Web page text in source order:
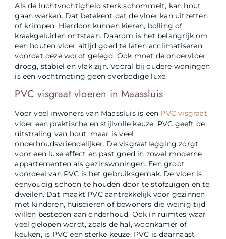
Als de luchtvochtigheid sterk schommelt, kan hout
gaan werken. Dat betekent dat de vloer kan uitzetten
of krimpen. Hierdoor kunnen kieren, bolling of
kraakgeluiden ontstaan. Daarom is het belangrijk om
een houten vloer altijd goed te laten acclimatiseren
voordat deze wordt gelegd. Ook moet de ondervloer
droog, stabiel en vlak zijn. Vooral bij oudere woningen
is een vochtmeting geen overbodige luxe.
PVC visgraat vloeren in Maassluis
Voor veel inwoners van Maassluis is een PVC visgraat
vloer een praktische en stijlvolle keuze. PVC geeft de
uitstraling van hout, maar is veel
onderhoudsvriendelijker. De visgraatlegging zorgt
voor een luxe effect en past goed in zowel moderne
appartementen als gezinswoningen. Een groot
voordeel van PVC is het gebruiksgemak. De vloer is
eenvoudig schoon te houden door te stofzuigen en te
dweilen. Dat maakt PVC aantrekkelijk voor gezinnen
met kinderen, huisdieren of bewoners die weinig tijd
willen besteden aan onderhoud. Ook in ruimtes waar
veel gelopen wordt, zoals de hal, woonkamer of
keuken, is PVC een sterke keuze. PVC is daarnaast